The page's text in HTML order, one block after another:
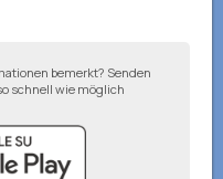
bemerkt? Senden
schnell wie möglich